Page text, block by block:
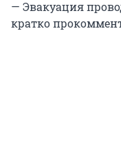
— Эвакуация
кратко